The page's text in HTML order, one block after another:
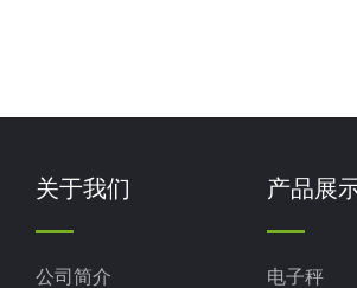
关于我们
公司简介
产品展
电子秤